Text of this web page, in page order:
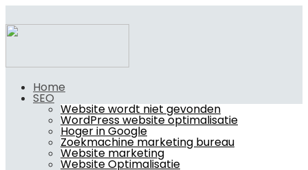
Home
SEO
Website wordt niet gevonden
WordPress website optimalisatie
Hoger in Google
Zoekmachine marketing bureau
Website marketing
Website Optimalisatie